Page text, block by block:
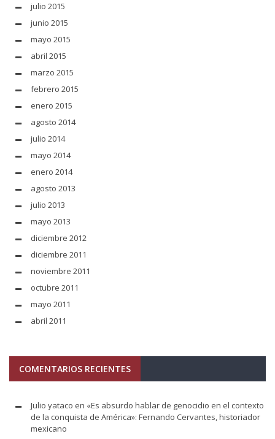
julio 2015
junio 2015
mayo 2015
abril 2015
marzo 2015
febrero 2015
enero 2015
agosto 2014
julio 2014
mayo 2014
enero 2014
agosto 2013
julio 2013
mayo 2013
diciembre 2012
diciembre 2011
noviembre 2011
octubre 2011
mayo 2011
abril 2011
COMENTARIOS RECIENTES
Julio yataco en «Es absurdo hablar de genocidio en el contexto
de la conquista de América»: Fernando Cervantes, historiador
mexicano